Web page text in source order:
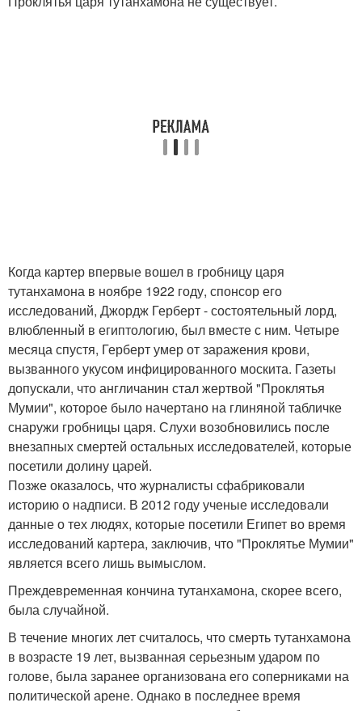
Когда картер впервые вошел в гробницу царя
тутанхамона в ноябре 1922 году, спонсор его
исследований, Джордж Герберт - состоятельный лорд,
влюбленный в египтологию, был вместе с ним. Четыре
месяца спустя, Герберт умер от заражения крови,
вызванного укусом инфицированного москита. Газеты
допускали, что англичанин стал жертвой "Проклятья
Мумии", которое было начертано на глиняной табличке
снаружи гробницы царя. Слухи возобновились после
внезапных смертей остальных исследователей, которые
посетили долину царей.
Позже оказалось, что журналисты сфабриковали
историю о надписи. В 2012 году ученые исследовали
данные о тех людях, которые посетили Египет во время
исследований картера, заключив, что "Проклятье Мумии"
является всего лишь вымыслом.
Преждевременная кончина тутанхамона, скорее всего,
была случайной.
В течение многих лет считалось, что смерть тутанхамона
в возрасте 19 лет, вызванная серьезным ударом по
голове, была заранее организована его соперниками на
политической арене. Однако в последнее время